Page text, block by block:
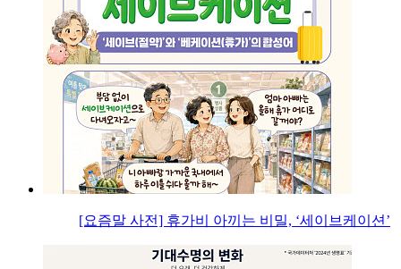
[요즘말 사전] 휴가비 아끼는 비밀, ‘세이브케이션’